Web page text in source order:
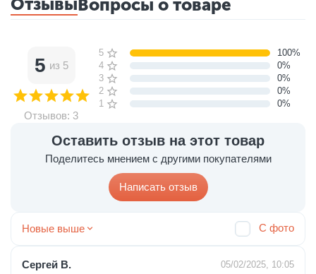
Вопросы о товаре
Оставить отзыв на этот товар
Поделитесь мнением с другими покупателями
Написать отзыв
5 из 5
Отзывов: 3
5 звёзд
100%
4 звезды
0%
3 звезды
0%
2 звезды
0%
1 звезда
0%
Новые выше С фото
Сергей В. 05/02/2025, 10:05